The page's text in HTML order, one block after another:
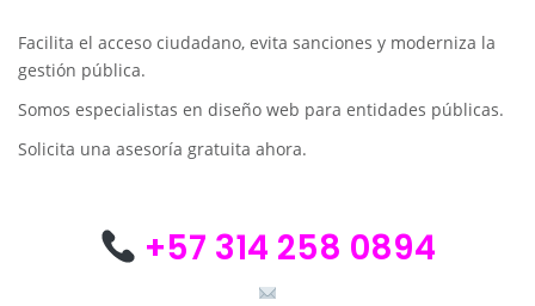
Facilita el acceso ciudadano, evita sanciones y moderniza la
gestión pública.
Somos especialistas en diseño web para entidades públicas.
Solicita una asesoría gratuita ahora.
+57 314 258 0894